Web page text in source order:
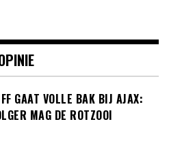
GAAT VOLLE BAK BIJ AJAX:
MAG DE ROTZOOI